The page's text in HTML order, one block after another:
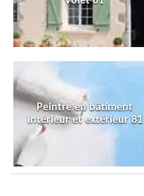
Peintre en bâtiment
intérieur et extérieur 81